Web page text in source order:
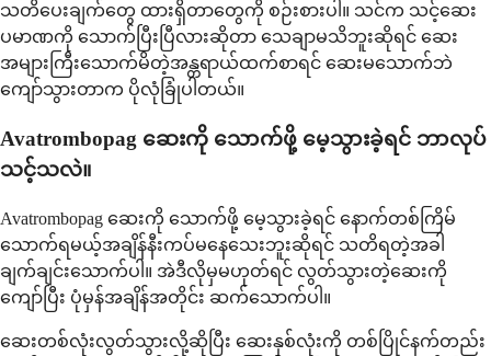
သတိပေးချက်တွေ ထားရှိတာတွေကို စဉ်းစားပါ။ သင်က သင့်ဆေး
ပမာဏကို သောက်ပြီးပြီလားဆိုတာ သေချာမသိဘူးဆိုရင် ဆေး
အများကြီးသောက်မိတဲ့အန္တရာယ်ထက်စာရင် ဆေးမသောက်ဘဲ
ကျော်သွားတာက ပိုလုံခြုံပါတယ်။
Avatrombopag ဆေးကို သောက်ဖို့ မေ့သွားခဲ့ရင် ဘာလုပ်
သင့်သလဲ။
Avatrombopag ဆေးကို သောက်ဖို့ မေ့သွားခဲ့ရင် နောက်တစ်ကြိမ်
သောက်ရမယ့်အချိန်နီးကပ်မနေသေးဘူးဆိုရင် သတိရတဲ့အခါ
ချက်ချင်းသောက်ပါ။ အဲဒီလိုမှမဟုတ်ရင် လွတ်သွားတဲ့ဆေးကို
ကျော်ပြီး ပုံမှန်အချိန်အတိုင်း ဆက်သောက်ပါ။
ဆေးတစ်လုံးလွတ်သွားလို့ဆိုပြီး ဆေးနှစ်လုံးကို တစ်ပြိုင်နက်တည်း